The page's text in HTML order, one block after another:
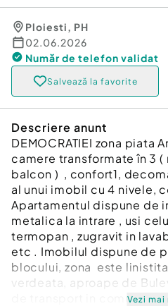
Ploiesti, PH
02.06.2026
Număr de telefon validat
Salvează la favorite
Descriere anunt
DEMOCRATIEI zona piata
camere transformate în 3
balcon ) , confort1,
al unui imobil cu 4 nivele,
Apartamentul dispune de
metalica la intrare , usi
termopan , zugravit in
etc . Imobilul dispune de
blocului, zona este
verdeata, aproape de
de transport in comun ,Vezi mai